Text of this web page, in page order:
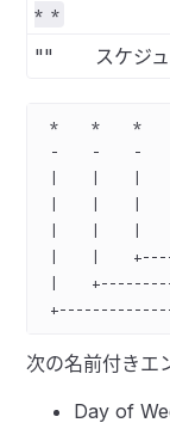
* *
"" スケジ
*    *    *
-    -    -
|    |    |    |
|    |    |
|    |
|
次の名前付きエ
Day of